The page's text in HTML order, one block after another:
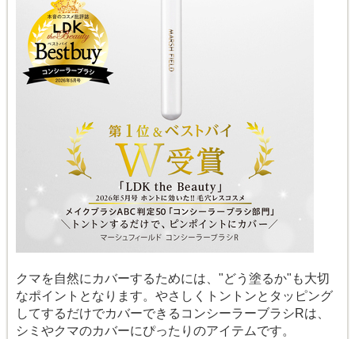
クマを自然にカバーするためには、"どう塗るか"も大切
なポイントとなります。やさしくトントンとタッピング
してするだけでカバーできるコンシーラーブラシRは、
シミやクマのカバーにぴったりのアイテムです。